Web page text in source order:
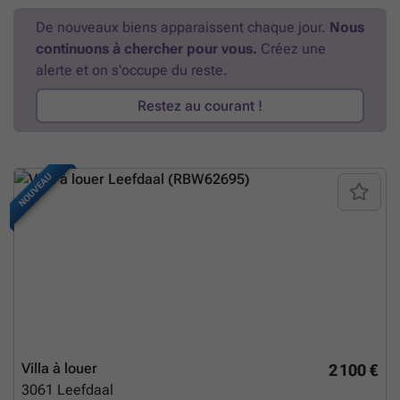
De nouveaux biens apparaissent chaque jour. Nous
continuons à chercher pour vous. Créez une
alerte et on s'occupe du reste.
Restez au courant !
NOUVEAU
2 100 €
Villa à louer
3061 Leefdaal